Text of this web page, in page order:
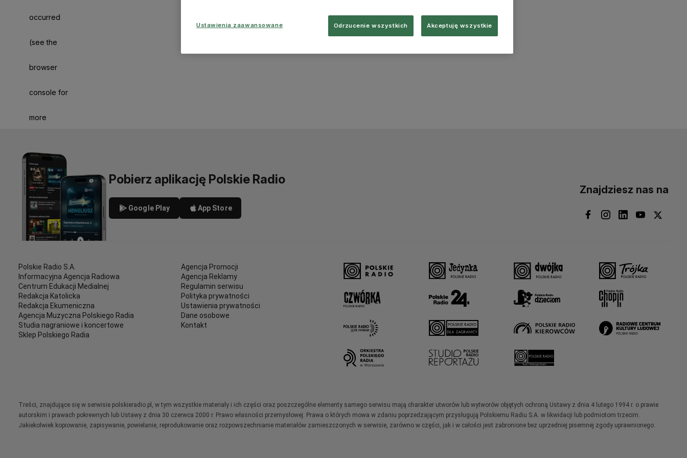
occurred
(see the
browser
console for
more
Pobierz aplikację Polskie Radio
Google Play App Store
Znajdziesz nas na
Polskie Radio S.A.
Informacyjna Agencja Radiowa
Centrum Edukacji Medialnej
Redakcja Katolicka
Redakcja Ekumeniczna
Agencja Muzyczna Polskiego Radia
Studia nagraniowe i koncertowe
Sklep Polskiego Radia
Agencja Promocji
Agencja Reklamy
Regulamin serwisu
Polityka prywatności
Ustawienia prywatności
Dane osobowe
Kontakt
Treści, znajdujące się w serwisie polskieradio.pl, w tym wszystkie materiały i ich części oraz poszczególne elementy samego serwisu mają charakter utworów lub wytworów objętych ochroną Ustawy z dnia 4 lutego 1994 r. o prawie
autorskim i prawach pokrewnych lub Ustawy z dnia 30 czerwca 2000 r. Prawo własności przemysłowej. Prawa o których mowa w zdaniu poprzedzającym przysługują Polskiemu Radiu S.A. w likwidacji lub podmiotom trzecim.
Jakiekolwiek kopiowanie, zapisywanie, powielanie, reprodukowanie oraz rozpowszechnianie materiałów zamieszczonych w serwisie, zarówno w części, jak i w całości jest zabronione bez uprzedniej pisemnej zgody uprawnionego.
Ustawienia zaawansowane Odrzucenie wszystkich Akceptuję wszystkie